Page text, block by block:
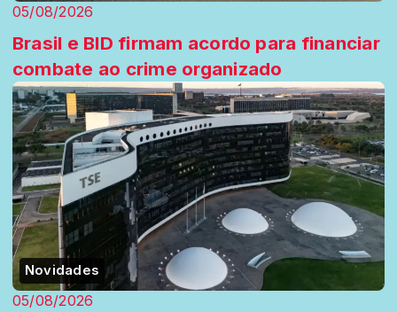
05/08/2026
Brasil e BID firmam acordo para financiar
combate ao crime organizado
Novidades
05/08/2026